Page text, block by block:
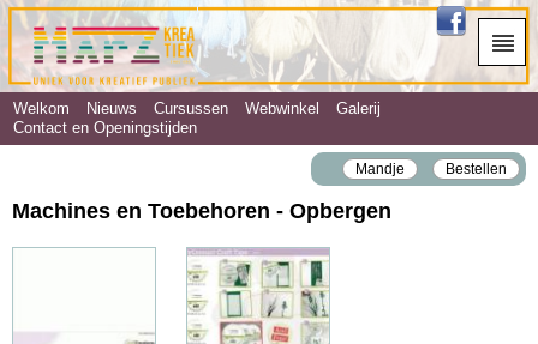
Welkom Nieuws Cursussen Webwinkel
Galerij
Contact en Openingstijden
Mandje Bestellen
Machines en Toebehoren - Opbergen